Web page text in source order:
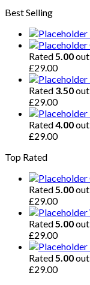
Best Selling
Rated 5.00
£29.00
Rated 3.50
£29.00
Rated4.00
£29.00
Top Rated
Rated 5.00
£29.00
Rated 5.00
£29.00
Rated 5.00
£29.00